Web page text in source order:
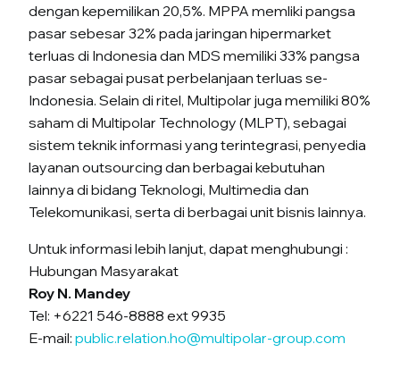
dengan kepemilikan 20,5%. MPPA memliki pangsa
pasar sebesar 32% pada jaringan hipermarket
terluas di Indonesia dan MDS memiliki 33% pangsa
pasar sebagai pusat perbelanjaan terluas se-
Indonesia. Selain di ritel, Multipolar juga memiliki 80%
saham di Multipolar Technology (MLPT), sebagai
sistem teknik informasi yang terintegrasi, penyedia
layanan outsourcing dan berbagai kebutuhan
lainnya di bidang Teknologi, Multimedia dan
Telekomunikasi, serta di berbagai unit bisnis lainnya.
Untuk informasi lebih lanjut, dapat menghubungi :
Hubungan Masyarakat
Roy N. Mandey
Tel: +6221 546-8888 ext 9935
E-mail: public.relation.ho@multipolar-group.com